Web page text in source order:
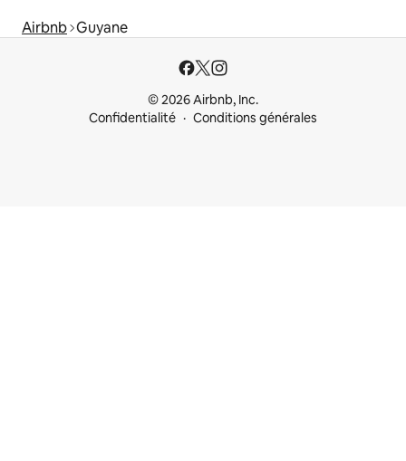
Airbnb Guyane
© 2026 Airbnb, Inc.
Confidentialité
Conditions générales